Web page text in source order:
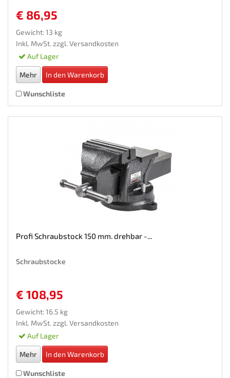
€ 86,95
Gewicht: 13 kg
Inkl. MwSt. zzgl. Versandkosten
Auf Lager
Mehr In den Warenkorb
Wunschliste
Profi Schraubstock 150 mm. drehbar -...
Schraubstocke
€ 108,95
Gewicht: 16.5 kg
Inkl. MwSt. zzgl. Versandkosten
Auf Lager
Mehr In den Warenkorb
Wunschliste